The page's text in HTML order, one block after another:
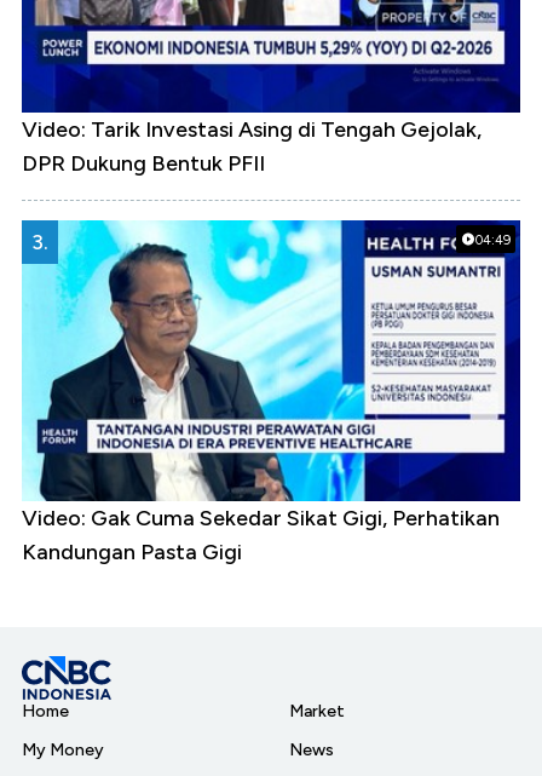
Video: Tarik Investasi Asing di Tengah Gejolak,
DPR Dukung Bentuk PFII
04:49
3.
Video: Gak Cuma Sekedar Sikat Gigi, Perhatikan
Kandungan Pasta Gigi
Home
My Money
Market
News